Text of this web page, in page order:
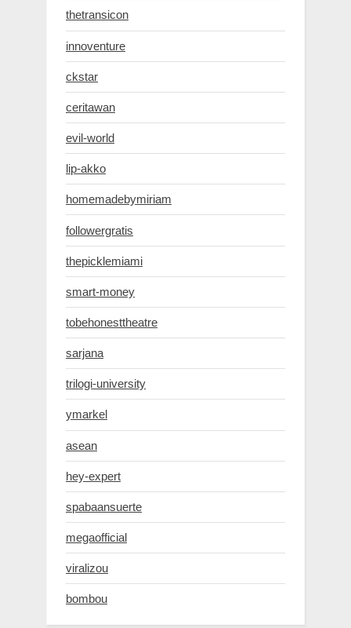
thetransicon
innoventure
ckstar
ceritawan
evil-world
lip-akko
homemadebymiriam
followergratis
thepicklemiami
smart-money
tobehonesttheatre
sarjana
trilogi-university
ymarkel
asean
hey-expert
spabaansuerte
megaofficial
viralizou
bombou